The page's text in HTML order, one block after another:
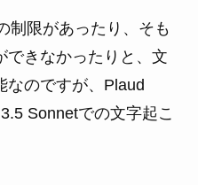
制限があったり、そも
できなかったりと、文
なのですが、Plaud
Sonnetでの文字起こ